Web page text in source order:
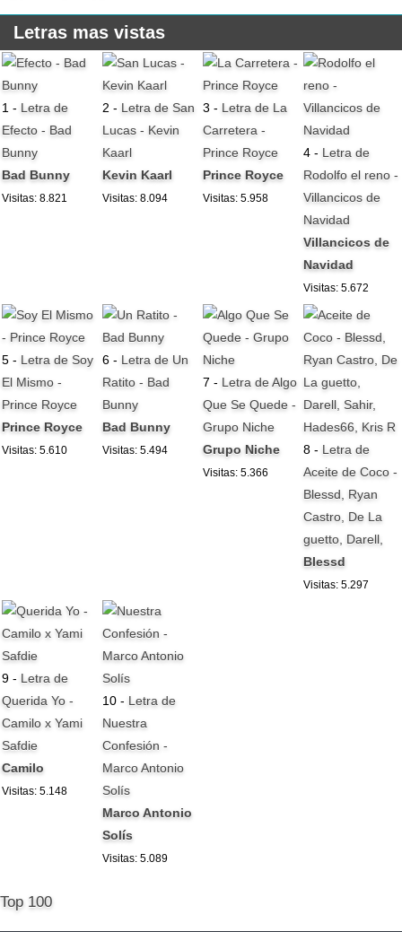
Letras mas vistas
1 - Letra de
Efecto - Bad
Bunny
Bad Bunny
Visitas: 8.821
2 - Letra de San
Lucas - Kevin
Kaarl
Kevin Kaarl
Visitas: 8.094
3 - Letra de La
Carretera -
Prince Royce
Prince Royce
Visitas: 5.958
4 - Letra de
Rodolfo el reno -
Villancicos de
Navidad
Villancicos de
Navidad
Visitas: 5.672
5 - Letra de Soy
El Mismo -
Prince Royce
Prince Royce
Visitas: 5.610
6 - Letra de Un
Ratito - Bad
Bunny
Bad Bunny
Visitas: 5.494
7 - Letra de Algo
Que Se Quede -
Grupo Niche
Grupo Niche
Visitas: 5.366
8 - Letra de
Aceite de Coco -
Blessd, Ryan
Castro, De La
guetto, Darell,
Blessd
Visitas: 5.297
9 - Letra de
Querida Yo -
Camilo x Yami
Safdie
Camilo
Visitas: 5.148
10 - Letra de
Nuestra
Confesión -
Marco Antonio
Solís
Marco Antonio
Solís
Visitas: 5.089
Top 100